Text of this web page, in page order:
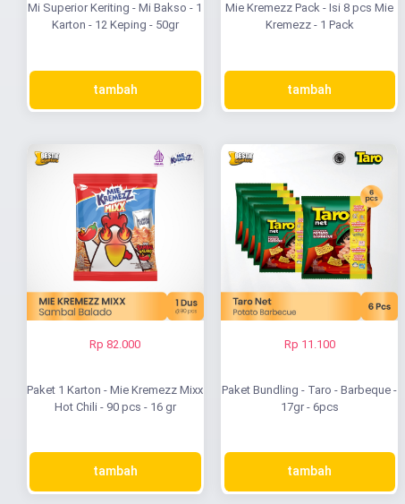
Mi Superior Keriting - Mi Bakso - 1
Karton - 12 Keping - 50gr
tambah
Mie Kremezz Pack - Isi 8 pcs Mie
Kremezz - 1 Pack
tambah
Rp 82.000
Paket 1 Karton - Mie Kremezz Mixx
Hot Chili - 90 pcs - 16 gr
tambah
Rp 11.100
Paket Bundling - Taro - Barbeque -
17gr - 6pcs
tambah